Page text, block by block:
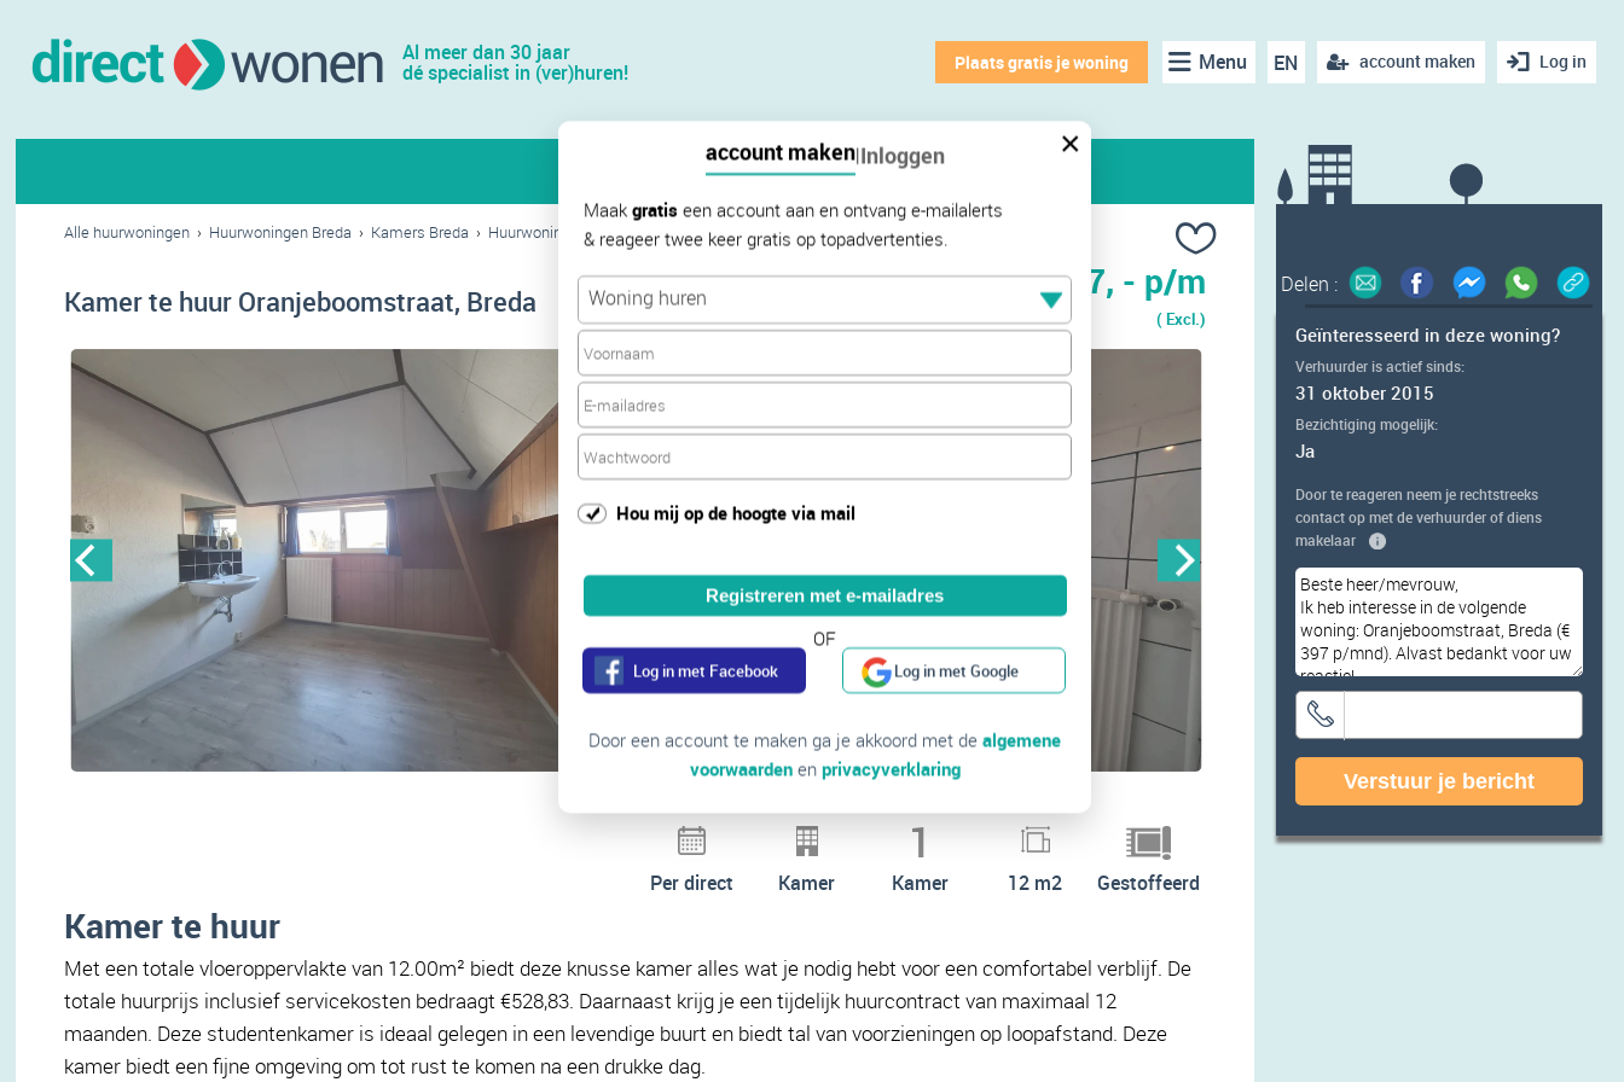
Al meer dan 30 jaar
dé specialist in (ver)huren! Log in
account maken
EN
Menu
Plaats gratis je woning
account maken|Inloggen ×
Maak gratis een account aan en ontvang e-mailalerts
& reageer twee keer gratis op topadvertenties.
Woning huren
Hou mij op de hoogte via mail
Registreren met e-mailadres
OF
Log in met Facebook Log in met Google
Door een account te maken ga je akkoord met de algemene
voorwaardenen privacyverklaring
Alle huurwoningen › Huurwoningen Breda › Kamers Breda › Huurwoningen Oranjeboomstraat
Kamer te huur Oranjeboomstraat, Breda €397, - p/m
( Excl.)
Per direct Kamer
1
Kamer 12 m2 Gestoffeerd
Kamer te huur
Met een totale vloeroppervlakte van 12.00m² biedt deze knusse kamer alles wat je nodig hebt voor een comfortabel verblijf. De
totale huurprijs inclusief servicekosten bedraagt €528,83. Daarnaast krijg je een tijdelijk huurcontract van maximaal 12
maanden. Deze studentenkamer is ideaal gelegen in een levendige buurt en biedt tal van voorzieningen op loopafstand. Deze
kamer biedt een fijne omgeving om tot rust te komen na een drukke dag.
Delen :
Geïnteresseerd in deze woning?
Verhuurder is actief sinds:
31 oktober 2015
Bezichtiging mogelijk:
Ja
Door te reageren neem je rechtstreeks
contact op met de verhuurder of diens
makelaar
Verstuur je bericht